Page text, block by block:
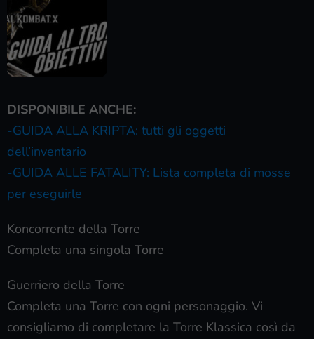
DISPONIBILE ANCHE:
-GUIDA ALLA KRIPTA: tutti gli oggetti
dell’inventario
-GUIDA ALLE FATALITY: Lista completa di mosse
per eseguirle
Koncorrente della Torre
Completa una singola Torre
Guerriero della Torre
Completa una Torre con ogni personaggio. Vi
consigliamo di completare la Torre Klassica così da